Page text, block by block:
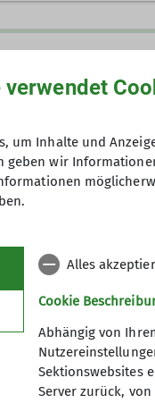
verwendet
um Inhalte und
geben wir
Alles
Cookie
Abhängig von
Sektionswebsites
Server zurück,